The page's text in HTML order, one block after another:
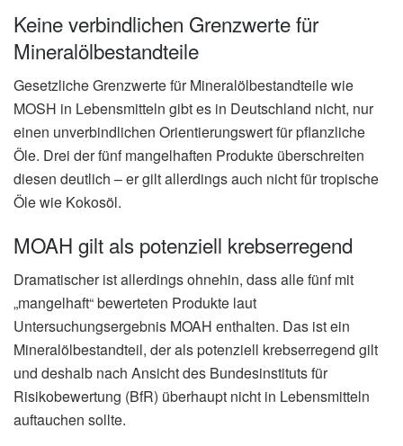
Keine verbindlichen Grenzwerte für
Mineralölbestandteile
Gesetzliche Grenzwerte für Mineralölbestandteile wie
MOSH in Lebensmitteln gibt es in Deutschland nicht, nur
einen unverbindlichen Orientierungswert für pflanzliche
Öle. Drei der fünf mangelhaften Produkte überschreiten
diesen deutlich – er gilt allerdings auch nicht für tropische
Öle wie Kokosöl.
MOAH gilt als potenziell krebserregend
Dramatischer ist allerdings ohnehin, dass alle fünf mit
„mangelhaft“ bewerteten Produkte laut
Untersuchungsergebnis MOAH enthalten. Das ist ein
Mineralölbestandteil, der als potenziell krebserregend gilt
und deshalb nach Ansicht des Bundesinstituts für
Risikobewertung (BfR) überhaupt nicht in Lebensmitteln
auftauchen sollte.